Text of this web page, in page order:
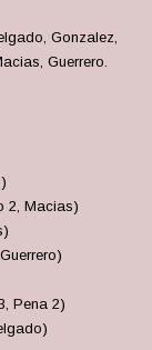
Gonzalez,
Guerrero.
2, Macias)
Pena 2)